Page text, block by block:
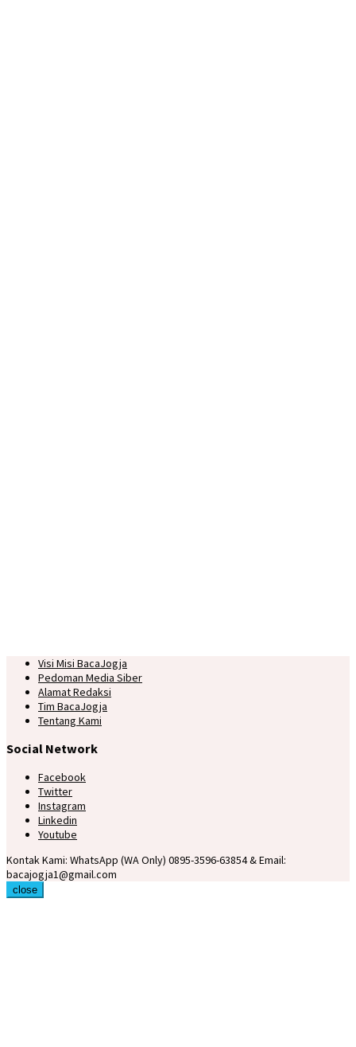
Visi Misi BacaJogja
Pedoman Media Siber
Alamat Redaksi
Tim BacaJogja
Tentang Kami
Social Network
Facebook
Twitter
Instagram
Linkedin
Youtube
Kontak Kami: WhatsApp (WA Only) 0895-3596-63854 & Email:
bacajogja1@gmail.com
close